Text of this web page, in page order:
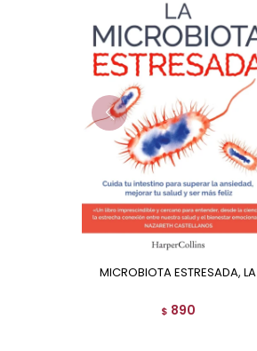
MICROBIOTA ESTRESADA, LA
$ 890